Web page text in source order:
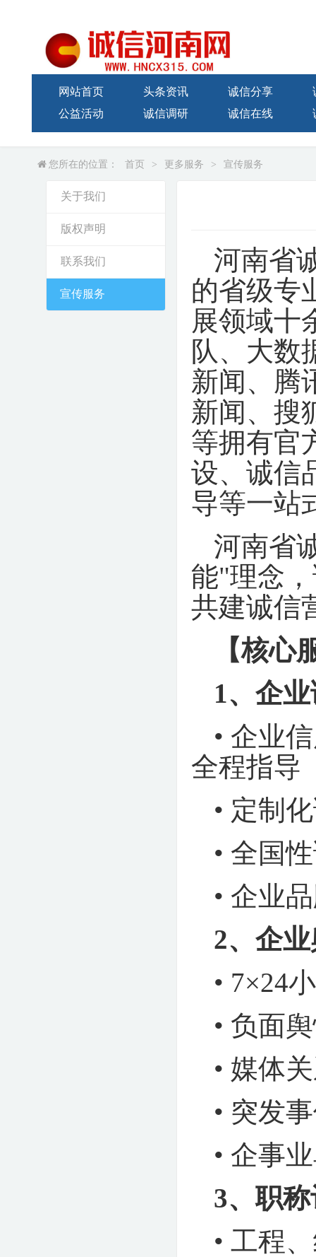
网站首页 头条资讯 诚信分享
公益活动
诚信调研 诚信在线
您所在的位置： 首页 > 更多服务 > 宣传服务
关于我们
版权声明
联系我们
宣传服务
河南省
的省级专
展领域十
队 、 大数
新闻、腾
新闻、搜
等拥有官
设、诚信
导等一站
河南省
能"理念
共建诚信
【核心
1、 企
• 企业
全程指导
• 定制
• 全国
• 企业
2、 企
• 7×24
• 负面
• 媒体
• 突发
• 企事
3、职
• 工程